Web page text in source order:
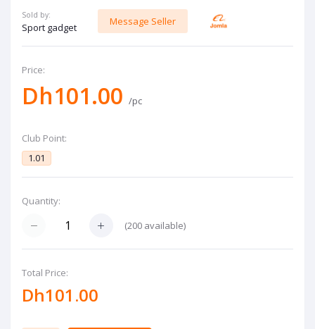
Sold by:
Sport gadget
Message Seller
Price:
Dh101.00 /pc
Club Point:
1.01
Quantity:
(200 available)
Total Price:
Dh101.00